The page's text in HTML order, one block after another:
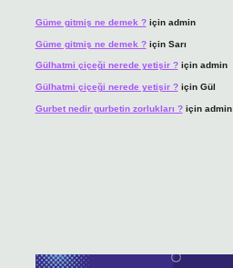
Güme gitmiş ne demek ?için admin
Güme gitmiş ne demek ?için Sarı
Gülhatmi çiçeği nerede yetişir ?için admin
Gülhatmi çiçeği nerede yetişir ?için Gül
Gurbet nedir gurbetin zorlukları ?için admin